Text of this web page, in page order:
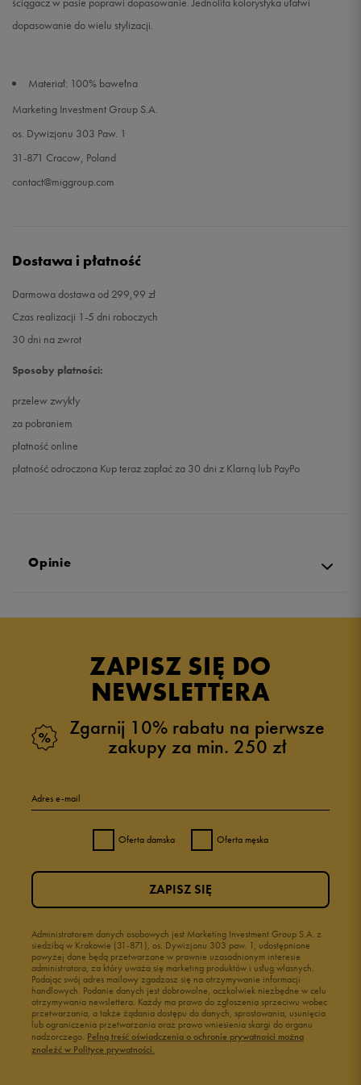
dopasowanie do wielu stylizacji.
Materiał: 100% bawełna
Marketing Investment Group S.A.
os. Dywizjonu 303 Paw. 1
31-871 Cracow, Poland
contact@miggroup.com
Dostawa i płatność
Darmowa dostawa od 299,99 zł
Czas realizacji 1-5 dni roboczych
30 dni na zwrot
Sposoby płatności:
przelew zwykły
za pobraniem
płatność online
płatność odroczona Kup teraz zapłać za 30 dni z Klarną lub PayPo
Opinie
ZAPISZ SIĘ DO
NEWSLETTERA
Zgarnij 10% rabatu na pierwsze
zakupy za min. 250 zł
Adres e-mail
Oferta damska Oferta męska
Administratorem danych osobowych jest Marketing Investment Group S.A. z
siedzibą w Krakowie (31-871), os. Dywizjonu 303 paw. 1, udostępnione
powyżej dane będą przetwarzane w prawnie uzasadnionym interesie
administratora, za który uważa się marketing produktów i usług własnych.
Podając swój adres mailowy zgadzasz się na otrzymywanie informacji
handlowych. Podanie danych jest dobrowolne, aczkolwiek niezbędne w celu
otrzymywania newslettera. Każdy ma prawo do zgłoszenia sprzeciwu wobec
przetwarzania, a także żądania dostępu do danych, sprostowania, usunięcia
lub ograniczenia przetwarzania oraz prawo wniesienia skargi do organu
nadzorczego. Pełną treść oświadczenia o ochronie prywatności można
znaleźć w Polityce prywatności.
ZAPISZ SIĘ